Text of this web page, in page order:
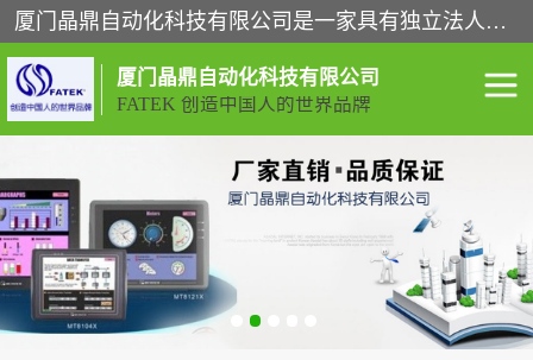
厦门晶鼎自动化科技有限公司是一家具有独立法人资格的高新技术企业；代理销售的产品有台湾威纶触摸屏，魏德米勒全系列，永宏触摸屏,威纶触摸屏,台湾威纶weinview触摸屏,台湾永宏PLC，FATEK,永宏伺服,图儿克总线，施耐德，欧姆龙，西门子，富士变频，K&N蓝系列， BUSSMANN，松下变频器，丹佛斯变频器等。
厦门晶鼎自动化科技有限公司
FATEK 创造中国人的世界品牌
闽台永宏PLC WEINVIEW闽台威纶触摸
正弦变频器正弦伺服 魏德米勒接线端子
ABB电流开关 魏德米勒电源